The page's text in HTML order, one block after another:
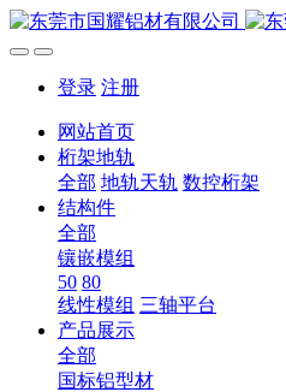
登录 注册
网站首页
桁架地轨
全部 地轨天轨 数控桁架
结构件
全部
镶嵌模组
50 80
线性模组 三轴平台
产品展示
全部
国标铝型材